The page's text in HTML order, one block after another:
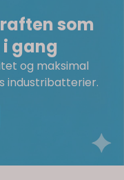
som
gang
og maksimal
industribatterier.